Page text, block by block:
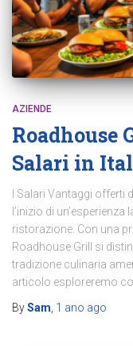
AZIENDE
Roadhouse
Salari in
I Salari Vantaggi
l’inizio di
ristorazione. Con una
Roadhouse Grill si
tradizione culinaria
articolo esploreremo
BySam 1 ano ago